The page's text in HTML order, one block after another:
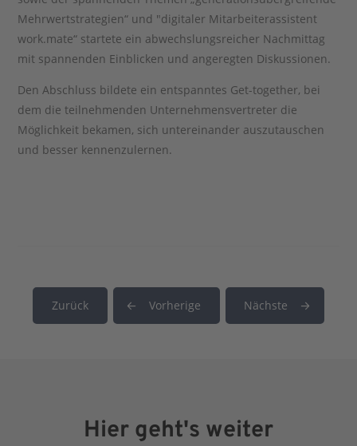
Mehrwertstrategien“ und "digitaler Mitarbeiterassistent
work.mate“ startete ein abwechslungsreicher Nachmittag
mit spannenden Einblicken und angeregten Diskussionen.
Den Abschluss bildete ein entspanntes Get-together, bei
dem die teilnehmenden Unternehmensvertreter die
Möglichkeit bekamen, sich untereinander auszutauschen
und besser kennenzulernen.
Zurück Vorherige Nächste
Hier geht's weiter